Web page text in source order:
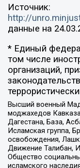
Источник:
http://
данные на
* Единый
том числе
организаций,
Высший военный
моджахедов
Дагестана, База,
Исламская группа,
освобождения,
Движение Талибан,
Общество
исламского